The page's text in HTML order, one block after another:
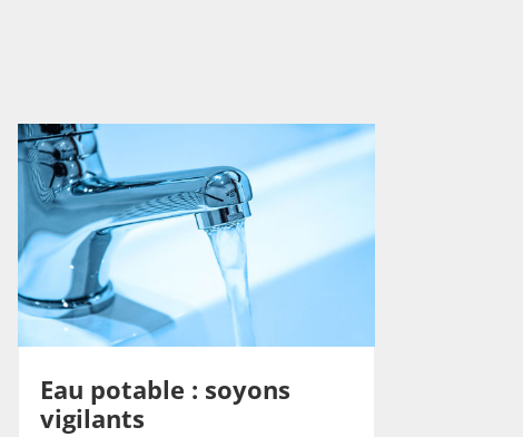
Eau potable : soyons
vigilants